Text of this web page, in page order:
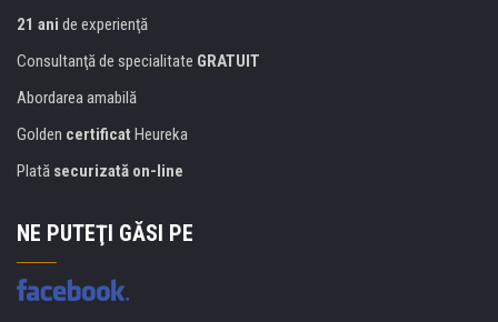
21 ani de experienţă
Consultanţă de specialitate GRATUIT
Abordarea amabilă
Golden certificat Heureka
Plată securizată on-line
NE PUTEŢI GĂSI PE